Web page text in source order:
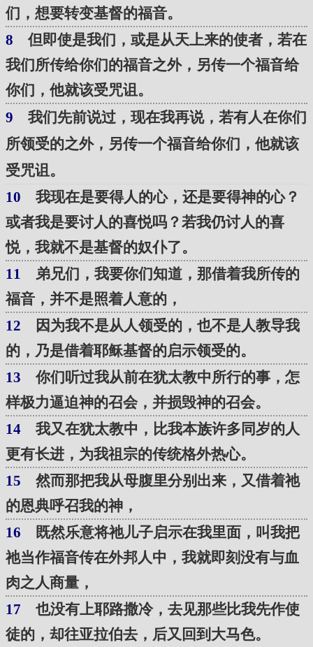
们，想要转变基督的福音。
8 但即使是我们，或是从天上来的使者，若在
我们所传给你们的福音之外，另传一个福音给
你们，他就该受咒诅。
9 我们先前说过，现在我再说，若有人在你们
所领受的之外，另传一个福音给你们，他就该
受咒诅。
10 我现在是要得人的心，还是要得神的心？
或者我是要讨人的喜悦吗？若我仍讨人的喜
悦，我就不是基督的奴仆了。
11 弟兄们，我要你们知道，那借着我所传的
福音，并不是照着人意的，
12 因为我不是从人领受的，也不是人教导我
的，乃是借着耶稣基督的启示领受的。
13 你们听过我从前在犹太教中所行的事，怎
样极力逼迫神的召会，并损毁神的召会。
14 我又在犹太教中，比我本族许多同岁的人
更有长进，为我祖宗的传统格外热心。
15 然而那把我从母腹里分别出来，又借着祂
的恩典呼召我的神，
16 既然乐意将祂儿子启示在我里面，叫我把
祂当作福音传在外邦人中，我就即刻没有与血
肉之人商量，
17 也没有上耶路撒冷，去见那些比我先作使
徒的，却往亚拉伯去，后又回到大马色。